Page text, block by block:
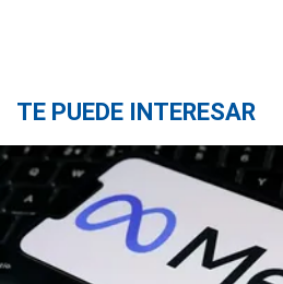
TE PUEDE INTERESAR